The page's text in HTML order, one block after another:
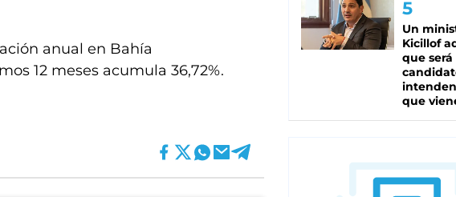
anual en Bahía
12 meses acumula 36,72%.
Un
Kicillof
que será
que